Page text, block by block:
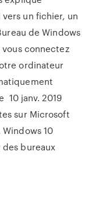
un fichier, un
de Windows
connectez
ordinateur
10 janv. 2019
sur Microsoft
10
bureaux